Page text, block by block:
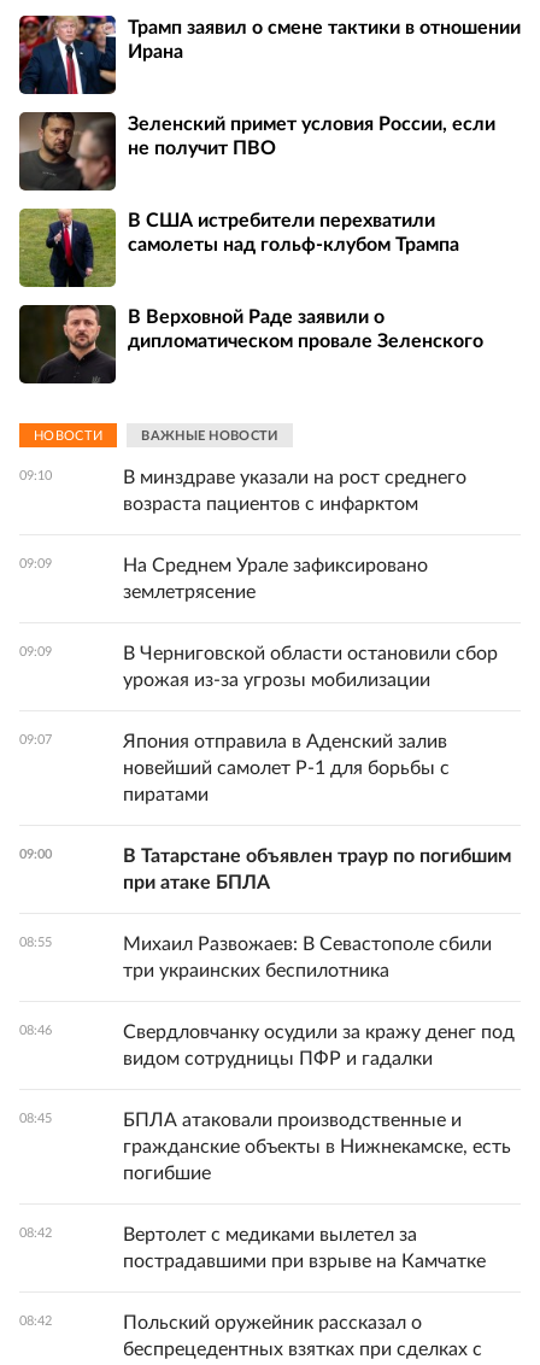
Трамп заявил о смене тактики в отношении
Ирана
Зеленский примет условия России, если
не получит ПВО
В США истребители перехватили
самолеты над гольф-клубом Трампа
В Верховной Раде заявили о
дипломатическом провале Зеленского
НОВОСТИ ВАЖНЫЕ НОВОСТИ
09:10
В минздраве указали на рост среднего
возраста пациентов с инфарктом
09:09
На Среднем Урале зафиксировано
землетрясение
09:09
В Черниговской области остановили сбор
урожая из-за угрозы мобилизации
09:07
Япония отправила в Аденский залив
новейший самолет Р-1 для борьбы с
пиратами
09:00
В Татарстане объявлен траур по погибшим
при атаке БПЛА
08:55
Михаил Развожаев: В Севастополе сбили
три украинских беспилотника
08:46
Свердловчанку осудили за кражу денег под
видом сотрудницы ПФР и гадалки
08:45
БПЛА атаковали производственные и
гражданские объекты в Нижнекамске, есть
погибшие
08:42
Вертолет с медиками вылетел за
пострадавшими при взрыве на Камчатке
08:42
Польский оружейник рассказал о
беспрецедентных взятках при сделках с